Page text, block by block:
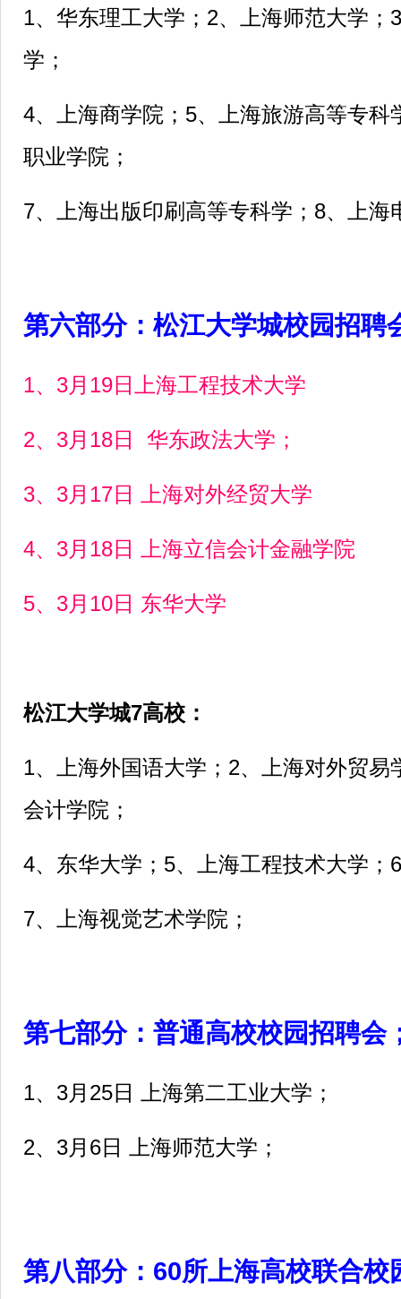
1、华东理工大学；2、上海师范大学；
学；
4、上海商学院；5、上海旅游高等专科
职业学院；
7、上海出版印刷高等专科学；8、上海
第六部分：松江大学城校园招聘
1、3月19日上海工程技术大学
2、3月18日 华东政法大学；
3、3月17日 上海对外经贸大学
4、3月18日 上海立信会计金融学院
5、3月10日 东华大学
松江大学城7高校：
1、上海外国语大学；2、上海对外贸易
会计学院；
4、东华大学；5、上海工程技术大学；
7、上海视觉艺术学院；
第七部分：普通高校校园招聘会
1、3月25日 上海第二工业大学；
2、3月6日 上海师范大学；
第八部分：60所上海高校联合校